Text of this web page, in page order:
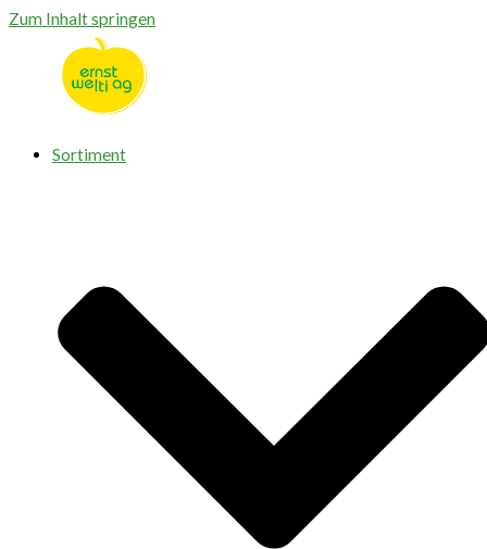
Zum Inhalt springen
Sortiment